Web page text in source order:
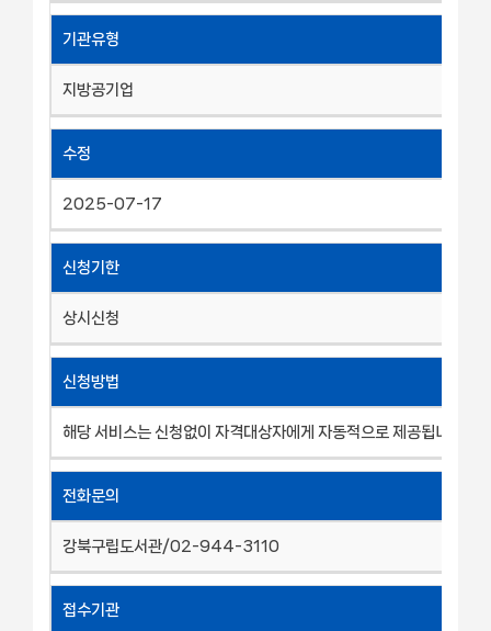
기관유형
지방공기업
수정
2025-07-17
신청기한
상시신청
신청방법
해당 서비스는 신청없이 자격대상자에게 자동적으로 제공됩니다.
전화문의
강북구립도서관/02-944-3110
접수기관